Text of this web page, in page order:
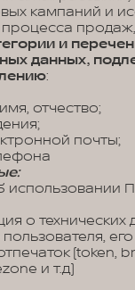
кампаний и
и
данных,
:
отчество;
почты;
использовании
о технических
(token,
и т.д)